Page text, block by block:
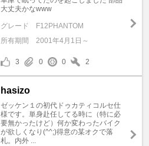
大丈夫かなwww
グレード
F12PHANTOM
所有期間
2001年4月1日～
3 0 0 2
hasizo
ゼッケン１の初代ドゥカティコルセ仕
様です。単身赴任してる時に（特に必
要無かったけど）何か変わったバイク
が欲しくなり(^^;)得意の某オクで落
札。内外 ...